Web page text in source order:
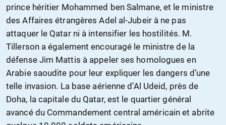
prince héritier Mohammed ben Salmane, et le ministre
des Affaires étrangères Adel al-Jubeir à ne pas
attaquer le Qatar ni à intensifier les hostilités. M.
Tillerson a également encouragé le ministre de la
défense Jim Mattis à appeler ses homologues en
Arabie saoudite pour leur expliquer les dangers d’une
telle invasion. La base aérienne d’Al Udeid, près de
Doha, la capitale du Qatar, est le quartier général
avancé du Commandement central américain et abrite